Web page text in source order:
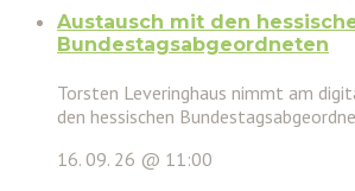
Austausch mit den
Bundestagsabgeordneten
Torsten Leveringhaus nimmt am
den hessischen
16. 09. 26 @ 11:00